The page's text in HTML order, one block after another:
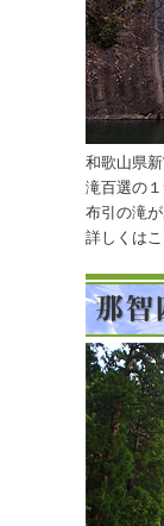
和歌山県
滝百選の
布引の滝が
詳しくは